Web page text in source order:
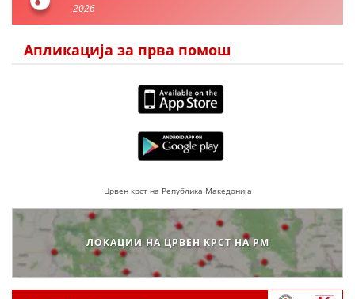
ПОСТЕРИ
ПРЕЗЕНТАЦИИ
2026
Апликација за прва помош
Црвен крст на Република Македонија
ЛОКАЦИИ НА ЦРВЕН КРСТ НА РМ